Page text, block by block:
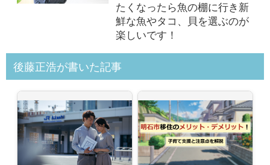
たくなったら魚の棚に行き新
鮮な魚やタコ、貝を選ぶのが
楽しいです！
後藤正浩が書いた記事